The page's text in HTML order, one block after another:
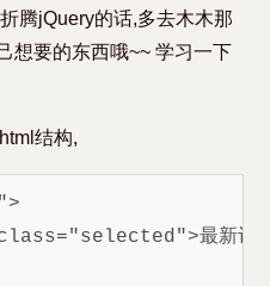
腾jQuery的话,多去木木那
想要的东西哦~~ 学习一下
结构,
最新评